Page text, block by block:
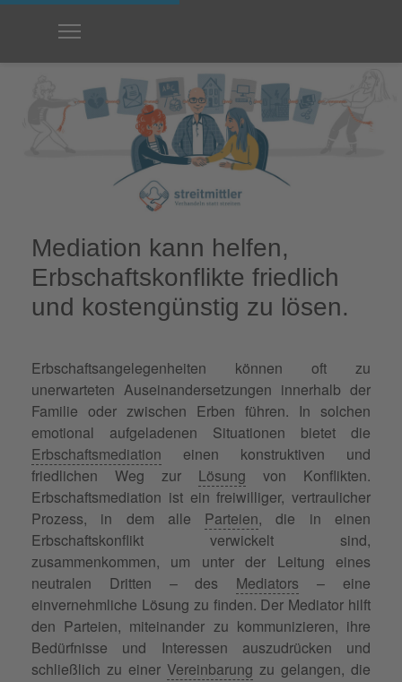
Mediation kann helfen,
Erbschaftskonflikte friedlich
und kostengünstig zu lösen.
Erbschaftsangelegenheiten können oft zu
unerwarteten Auseinandersetzungen innerhalb der
Familie oder zwischen Erben führen. In solchen
emotional aufgeladenen Situationen bietet die
Erbschaftsmediation einen konstruktiven und
friedlichen Weg zur Lösung von Konflikten.
Erbschaftsmediation ist ein freiwilliger, vertraulicher
Prozess, in dem alle Parteien, die in einen
Erbschaftskonflikt verwickelt sind,
zusammenkommen, um unter der Leitung eines
neutralen Dritten – des Mediators – eine
einvernehmliche Lösung zu finden. Der Mediator hilft
den Parteien, miteinander zu kommunizieren, ihre
Bedürfnisse und Interessen auszudrücken und
schließlich zu einer Vereinbarung zu gelangen, die